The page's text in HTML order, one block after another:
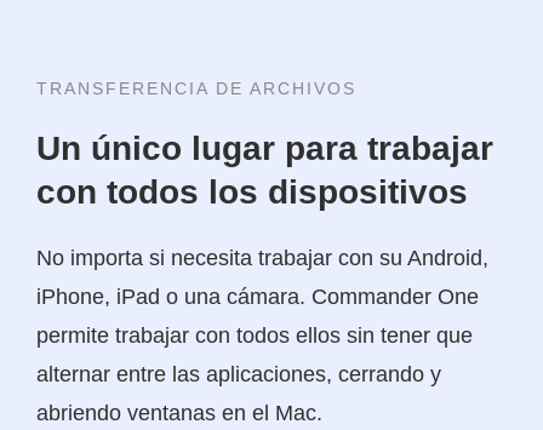
TRANSFERENCIA DE ARCHIVOS
Un único lugar para trabajar
con todos los dispositivos
No importa si necesita trabajar con su Android,
iPhone, iPad o una cámara. Commander One
permite trabajar con todos ellos sin tener que
alternar entre las aplicaciones, cerrando y
abriendo ventanas en el Mac.